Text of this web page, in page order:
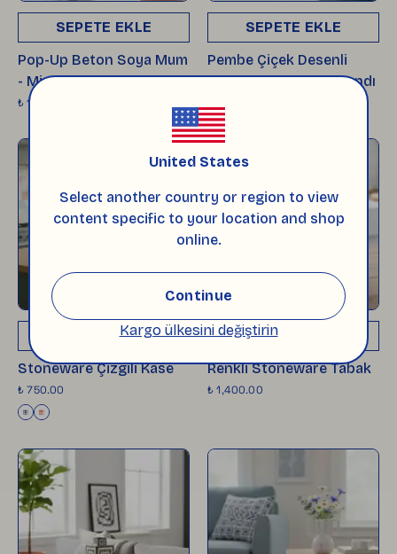
United States
Select another country or region to view
content specific to your location and shop
online.
Continue
Kargo ülkesini değiştirin
SEPETE EKLE
Pop-Up Beton Soya Mum
- Miro
₺ 1,500.00
SEPETE EKLE
Pembe Çiçek Desenli
Mavi Seramik Kek Standı
SEPETE EKLE
Stoneware Çizgili Kase
₺ 750.00
SEPETE EKLE
Renkli Stoneware Tabak
₺ 1,400.00